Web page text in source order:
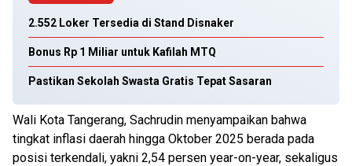
2.552 Loker Tersedia di Stand Disnaker
Bonus Rp 1 Miliar untuk Kafilah MTQ
Pastikan Sekolah Swasta Gratis Tepat Sasaran
Wali Kota Tangerang, Sachrudin menyampaikan bahwa
tingkat inflasi daerah hingga Oktober 2025 berada pada
posisi terkendali, yakni 2,54 persen year-on-year, sekaligus